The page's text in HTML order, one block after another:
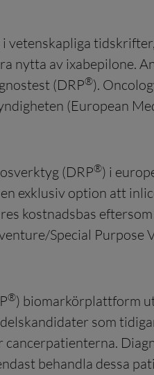
vetenskapliga
nytta av ixabepilone.
(DRP®).
(European
(DRP®) i
exklusiv option att
kostnadsbas
Special Purpose
®) biomarkörplattform
som
behandla dessa